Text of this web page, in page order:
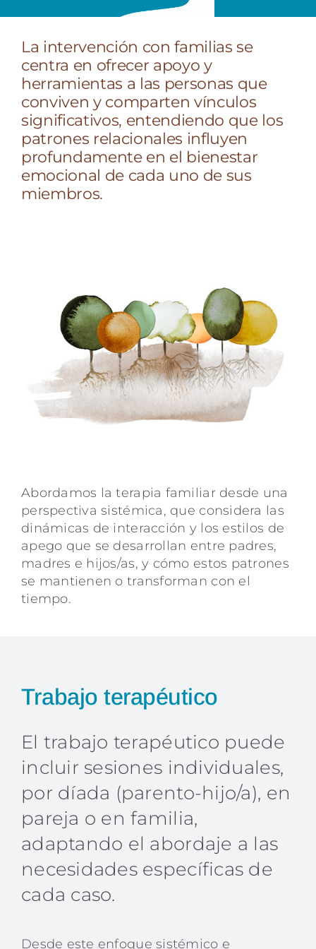
La intervención con familias se
centra en ofrecer apoyo y
herramientas a las personas que
conviven y comparten vínculos
significativos, entendiendo que los
patrones relacionales influyen
profundamente en el bienestar
emocional de cada uno de sus
miembros.
Abordamos la terapia familiar desde una
perspectiva sistémica, que considera las
dinámicas de interacción y los estilos de
apego que se desarrollan entre padres,
madres e hijos/as, y cómo estos patrones
se mantienen o transforman con el
tiempo.
Trabajo terapéutico
El trabajo terapéutico puede
incluir sesiones individuales,
por díada (parento-hijo/a), en
pareja o en familia,
adaptando el abordaje a las
necesidades específicas de
cada caso.
Desde este enfoque sistémico e